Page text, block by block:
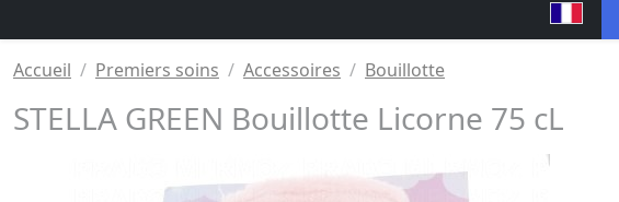
Accueil Premiers soins Accessoires Bouillotte
STELLA GREEN Bouillotte Licorne 75 cL